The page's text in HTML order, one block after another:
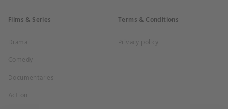
Films & Series
Drama
Comedy
Documentaries
Action
Terms & Conditions
Privacy policy